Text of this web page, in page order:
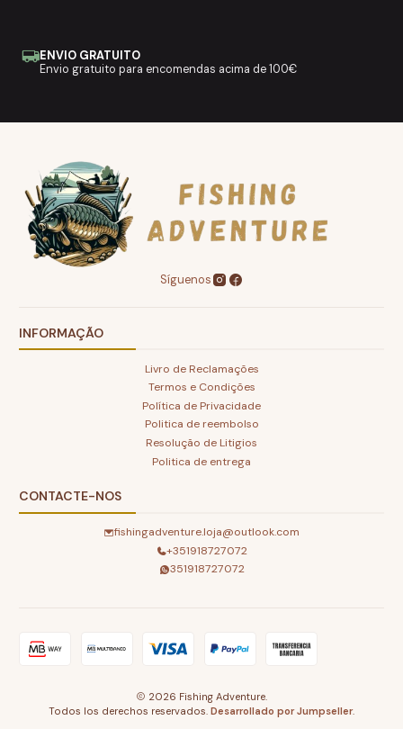
ENVIO GRATUITO
Envio gratuito para encomendas acima de 100€
Síguenos
INFORMAÇÃO
Livro de Reclamações
Termos e Condições
Política de Privacidade
Politica de reembolso
Resolução de Litigios
Politica de entrega
CONTACTE-NOS
fishingadventure.loja@outlook.com
+351918727072
351918727072
2026 Fishing Adventure.
Todos los derechos reservados. Desarrollado por Jumpseller.